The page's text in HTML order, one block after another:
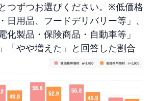
つずつお選びください。※低価格
日用品、フードデリバリー等」、
化製品・保険商品・自動車等」
「やや増えた」と回答した割合